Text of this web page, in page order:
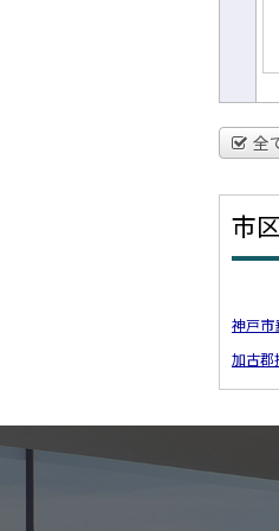
全
市
神戸市
加古郡